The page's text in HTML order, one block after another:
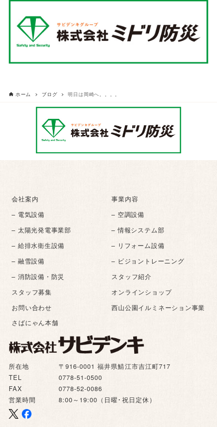
ホーム ブログ 明日は岡崎へ。。。。
所在地
〒916-0001 福井県鯖江市吉江町717
TEL
0778-51-0500
FAX
0778-52-0086
営業時間
8:00～19:00（日曜･祝日定休）
会社案内
事業内容
– 電気設備
– 空調設備
– 太陽光発電事業部
– 情報システム部
– 給排水衛生設備
– リフォーム設備
– 融雪設備
– ビジョントレーニング
– 消防設備・防災
スタッフ紹介
スタッフ募集
オンラインショップ
お問い合わせ
西山公園イルミネーション事業
さばにゃん本舗